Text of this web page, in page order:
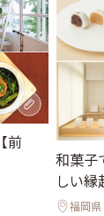
前
和菓子
しい縁
福岡県